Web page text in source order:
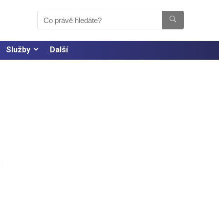
Služby Další